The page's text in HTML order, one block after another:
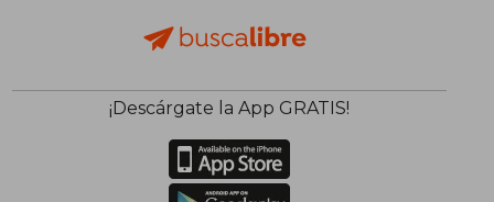
¡Descárgate la App GRATIS!